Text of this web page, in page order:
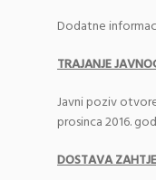
Dodatne
TRAJANJE
Javni poziv
prosinca 2016.
DOSTAVA